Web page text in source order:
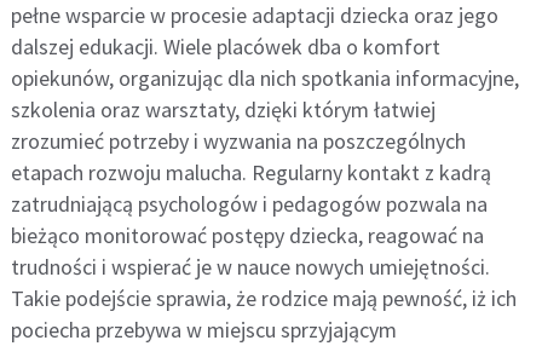
pełne wsparcie w procesie adaptacji dziecka oraz jego
dalszej edukacji. Wiele placówek dba o komfort
opiekunów, organizując dla nich spotkania informacyjne,
szkolenia oraz warsztaty, dzięki którym łatwiej
zrozumieć potrzeby i wyzwania na poszczególnych
etapach rozwoju malucha. Regularny kontakt z kadrą
zatrudniającą psychologów i pedagogów pozwala na
bieżąco monitorować postępy dziecka, reagować na
trudności i wspierać je w nauce nowych umiejętności.
Takie podejście sprawia, że rodzice mają pewność, iż ich
pociecha przebywa w miejscu sprzyjającym